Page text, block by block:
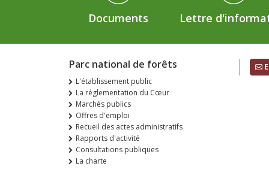
Documents Lettre
Parc national de forêts
L'établissement public
La réglementation du Cœur
Marchés publics
Offres d'emploi
Recueil des actes administratifs
Rapports d'activité
Consultations publiques
La charte